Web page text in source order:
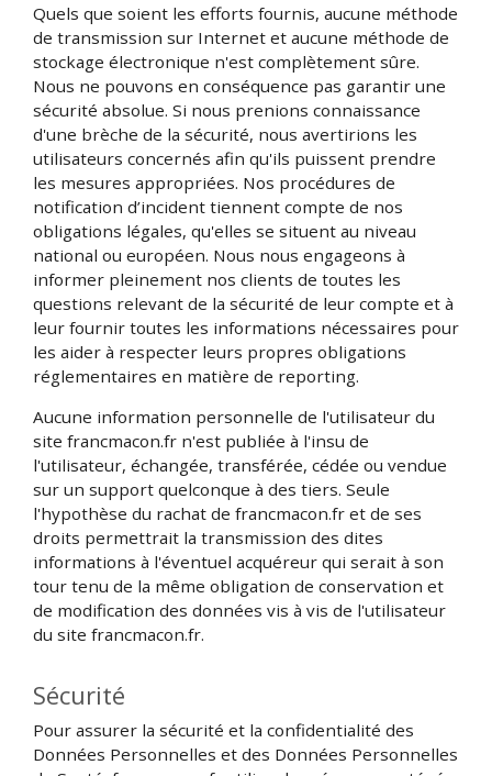
Quels que soient les efforts fournis, aucune méthode
de transmission sur Internet et aucune méthode de
stockage électronique n'est complètement sûre.
Nous ne pouvons en conséquence pas garantir une
sécurité absolue. Si nous prenions connaissance
d'une brèche de la sécurité, nous avertirions les
utilisateurs concernés afin qu'ils puissent prendre
les mesures appropriées. Nos procédures de
notification d’incident tiennent compte de nos
obligations légales, qu'elles se situent au niveau
national ou européen. Nous nous engageons à
informer pleinement nos clients de toutes les
questions relevant de la sécurité de leur compte et à
leur fournir toutes les informations nécessaires pour
les aider à respecter leurs propres obligations
réglementaires en matière de reporting.
Aucune information personnelle de l'utilisateur du
site francmacon.fr n'est publiée à l'insu de
l'utilisateur, échangée, transférée, cédée ou vendue
sur un support quelconque à des tiers. Seule
l'hypothèse du rachat de francmacon.fr et de ses
droits permettrait la transmission des dites
informations à l'éventuel acquéreur qui serait à son
tour tenu de la même obligation de conservation et
de modification des données vis à vis de l'utilisateur
du site francmacon.fr.
Sécurité
Pour assurer la sécurité et la confidentialité des
Données Personnelles et des Données Personnelles